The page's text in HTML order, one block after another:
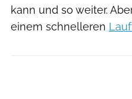
kann und so weiter.
einem schnelleren